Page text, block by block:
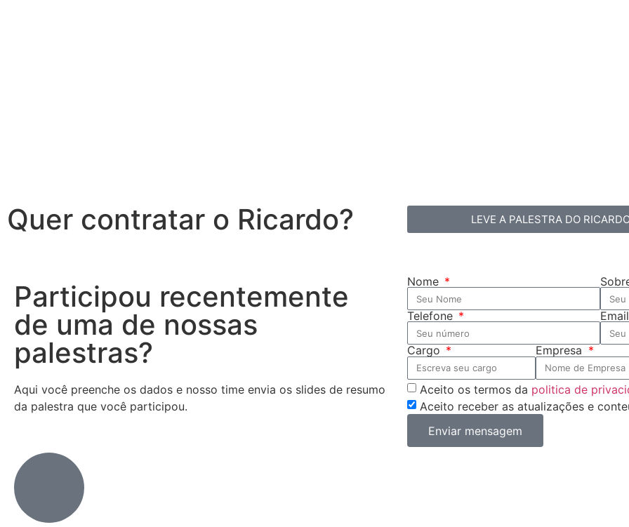
Quer contratar o Ricardo? LEVE A PALESTRA DO
Participou recentemente
de uma de nossas
palestras?
Aqui você preenche os dados e nosso time envia os slides de resumo
da palestra que você participou.
Nome
Telefone
Cargo Empresa
Aceito os termos da politica de
Aceito receber as atualizações e
Enviar mensagem